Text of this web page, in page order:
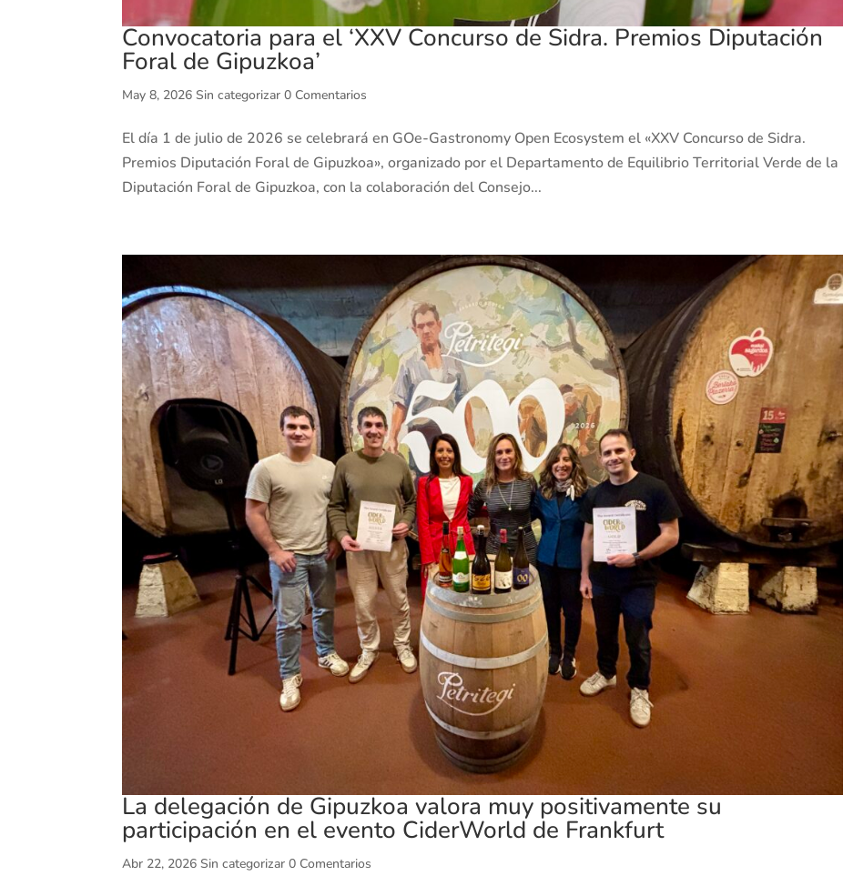
Convocatoria para el ‘XXV Concurso de Sidra. Premios Diputación
Foral de Gipuzkoa’
May 8, 2026 Sin categorizar 0 Comentarios
El día 1 de julio de 2026 se celebrará en GOe-Gastronomy Open Ecosystem el «XXV Concurso de Sidra.
Premios Diputación Foral de Gipuzkoa», organizado por el Departamento de Equilibrio Territorial Verde de la
Diputación Foral de Gipuzkoa, con la colaboración del Consejo...
La delegación de Gipuzkoa valora muy positivamente su
participación en el evento CiderWorld de Frankfurt
Abr 22, 2026 Sin categorizar 0 Comentarios